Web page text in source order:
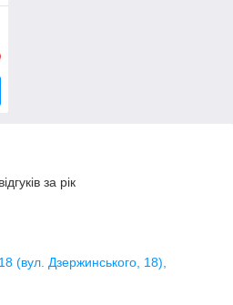
за рік
(вул. Дзержинського, 18),